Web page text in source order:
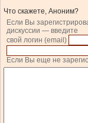
Что скажете, Аноним?
Если Вы
дискуссии — введите
свой логин (email)
Если Вы еще не